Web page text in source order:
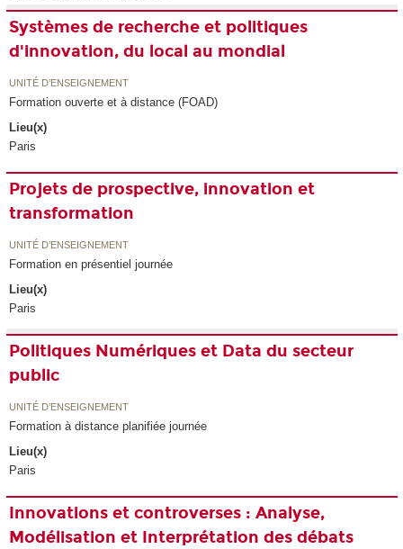
Systèmes de recherche et politiques
d'innovation, du local au mondial
UNITÉ D’ENSEIGNEMENT
Formation ouverte et à distance (FOAD)
Lieu(x)
Paris
Projets de prospective, innovation et
transformation
UNITÉ D’ENSEIGNEMENT
Formation en présentiel journée
Lieu(x)
Paris
Politiques Numériques et Data du secteur
public
UNITÉ D’ENSEIGNEMENT
Formation à distance planifiée journée
Lieu(x)
Paris
Innovations et controverses : Analyse,
Modélisation et Interprétation des débats